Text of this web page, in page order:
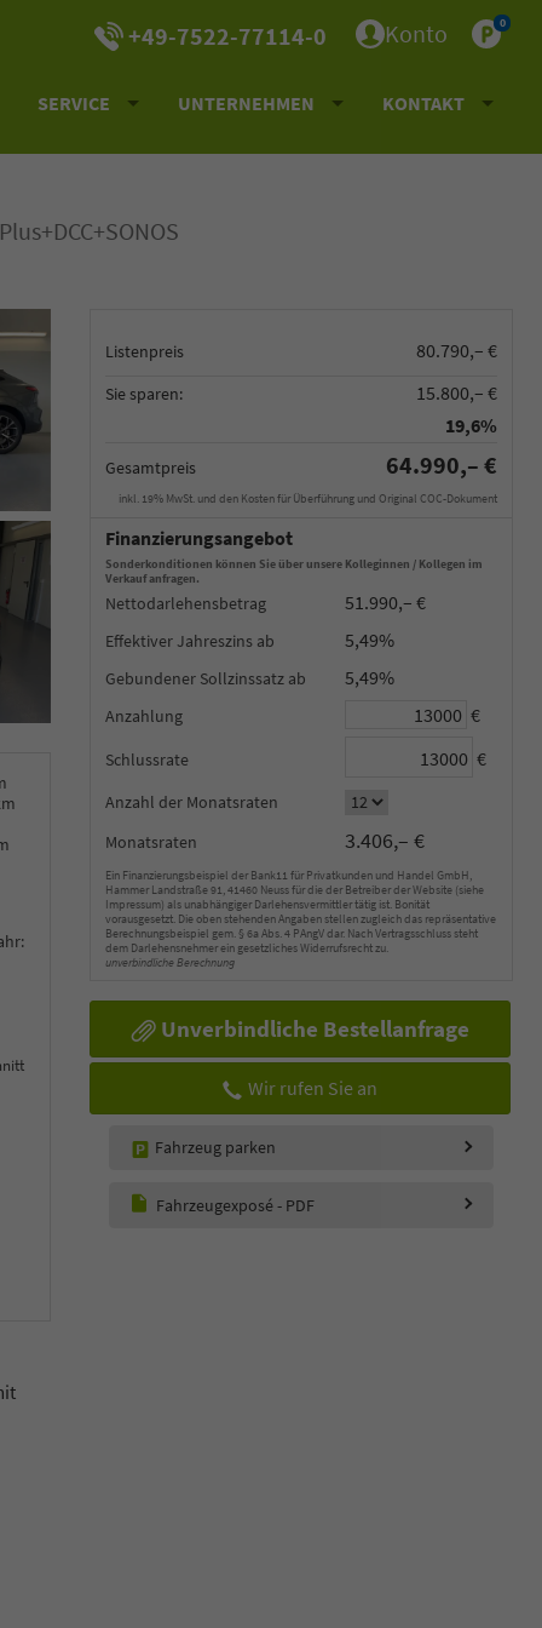
+49-7522-77114-0 Konto 0
SERVICE UNTERNEHMEN KONTAKT
Listenpreis 80.790,– €
Sie sparen:
15.800,– €
19,6%
Gesamtpreis 64.990,– €
inkl. 19% MwSt. und den Kosten für Überführung und Original COC-Dokument
Finanzierungsangebot
Sonderkonditionen können Sie über unsere Kolleginnen / Kollegen im
Verkauf anfragen.
Nettodarlehensbetrag 51.990,– €
Effektiver Jahreszins 5,49%
Gebundener Sollzinssatz 5,49%
Anzahlung €
Schlussrate €
Anzahl der Monatsraten
Monatsraten
3.406,– €
Ein Finanzierungsbeispiel der Bank11 für Privatkunden und Handel GmbH,
Hammer Landstraße 91, 41460 Neuss für die der Betreiber der Website (siehe
Impressum) als unabhängiger Darlehensvermittler tätig ist. Bonität
vorausgesetzt. Die oben stehenden Angaben stellen zugleich das repräsentative
Berechnungsbeispiel gem. § 6a Abs. 4 PAngV dar. Nach Vertragsschluss steht
dem Darlehensnehmer ein gesetzliches Widerrufsrecht zu.
unverbindliche Berechnung
Unverbindliche Bestellanfrage
Wir rufen Sie an
Fahrzeug parken
Fahrzeugexposé - PDF